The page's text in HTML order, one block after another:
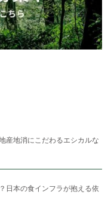
産地消にこだわるエシカルな
日本の食インフラが抱える依